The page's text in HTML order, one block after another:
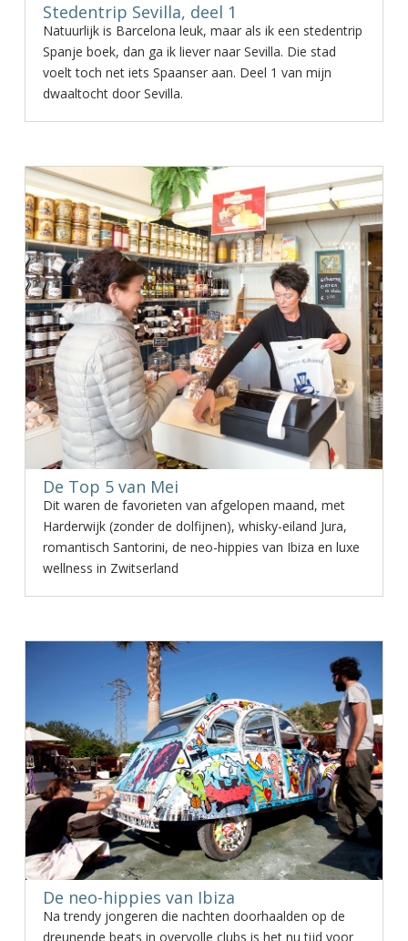
Stedentrip Sevilla, deel 1
Natuurlijk is Barcelona leuk, maar als ik een stedentrip
Spanje boek, dan ga ik liever naar Sevilla. Die stad
voelt toch net iets Spaanser aan. Deel 1 van mijn
dwaaltocht door Sevilla.
De Top 5 van Mei
Dit waren de favorieten van afgelopen maand, met
Harderwijk (zonder de dolfijnen), whisky-eiland Jura,
romantisch Santorini, de neo-hippies van Ibiza en luxe
wellness in Zwitserland
De neo-hippies van Ibiza
Na trendy jongeren die nachten doorhaalden op de
dreunende beats in overvolle clubs is het nu tijd voor